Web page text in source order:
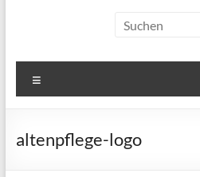
altenpflege-logo